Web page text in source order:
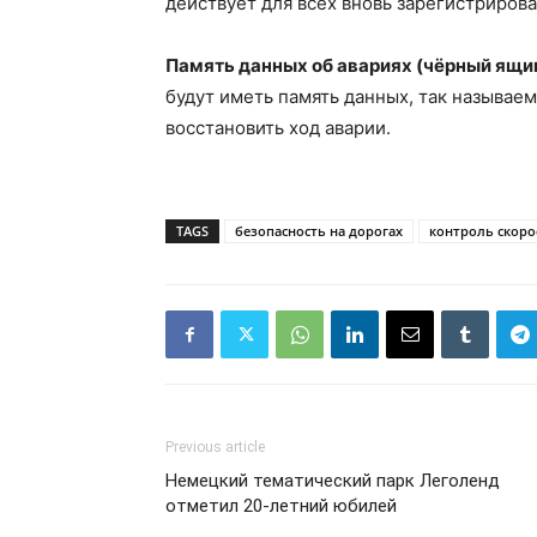
Память данных об авариях (чёрный
будут иметь память данных, так
восстановить ход аварии.
TAGS безопасность на дорогах контроль
Previous article
Немецкий тематический парк Леголенд
отметил 20-летний юбилей